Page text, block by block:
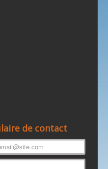
de contact